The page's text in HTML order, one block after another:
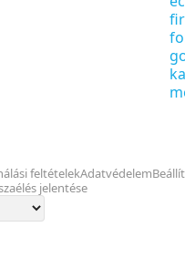
feltételekAdatvédelem
jelentése